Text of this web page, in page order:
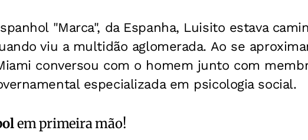
"Marca", da Espanha, Luisito estava
viu a multidão aglomerada. Ao se
conversou com o homem junto com
especializada em psicologia social.
em primeira mão!